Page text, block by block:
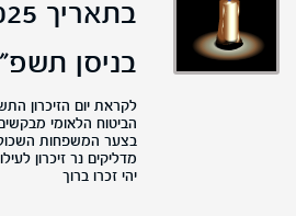
בתאריך 23/04/2025,
בניסן
הביטוח הלאומי
בצער המשפחות
מדליקים נר זיכרון
יהי זכרו ברוך